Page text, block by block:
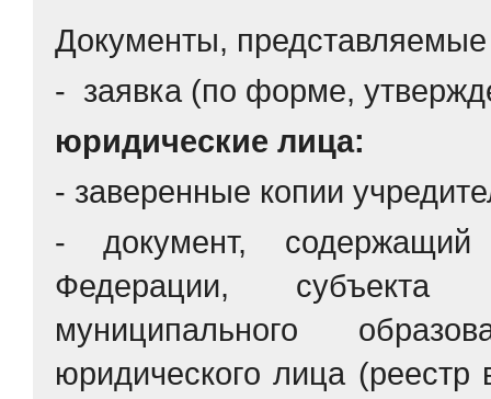
Документы, представляемые
- заявка (по форме,
юридические лица:
- заверенные копии
- документ,
Федерации, субъекта
муниципального
юридического лица